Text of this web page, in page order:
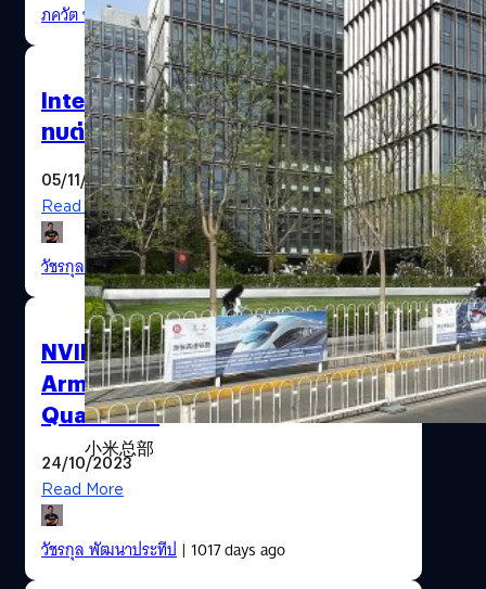
小米总部
ภควัต ขจิตวิชยานุกูล| 902 days ago
Intel เชื่อว่าชิป ARM จะยังไม่มีผลกระ
ทบต่อชิป Intel มาก
05/11/2023
Read More
วัชรกุล พัฒนาประทีป| 1005 days ago
NVIDIA และ AMD กำลังพัฒนาชิป
Arm สำหรับ Windows PC สู้
Qualcomm
24/10/2023
Read More
วัชรกุล พัฒนาประทีป| 1017 days ago